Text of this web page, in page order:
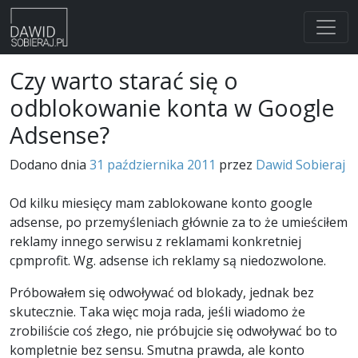
to
content
Czy warto starać się o
odblokowanie konta w Google
Adsense?
Dodano dnia 31 października 2011 przez Dawid Sobieraj
Od kilku miesięcy mam zablokowane konto google
adsense, po przemyśleniach głównie za to że umieściłem
reklamy innego serwisu z reklamami konkretniej
cpmprofit. Wg. adsense ich reklamy są niedozwolone.
Próbowałem się odwoływać od blokady, jednak bez
skutecznie. Taka więc moja rada, jeśli wiadomo że
zrobiliście coś złego, nie próbujcie się odwoływać bo to
kompletnie bez sensu. Smutna prawda, ale konto